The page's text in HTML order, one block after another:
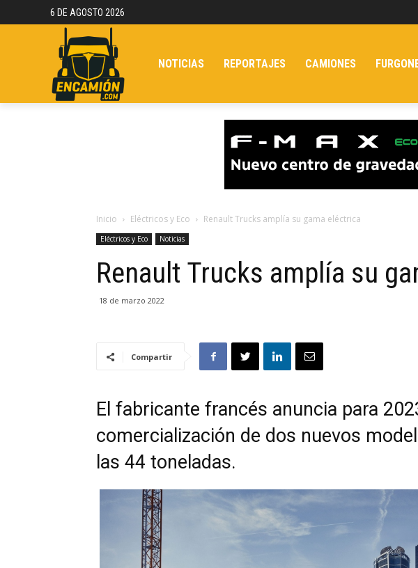
6 DE AGOSTO 2026
NOTICIAS REPORTAJES CAMIONES
Inicio Eléctricos y Eco Renault Trucks amplía su gama eléctrica
Eléctricos y Eco Noticias
Renault Trucks amplía su
18 de marzo 2022
Compartir
El fabricante francés anuncia para
comercialización de dos nuevos
las 44 toneladas.